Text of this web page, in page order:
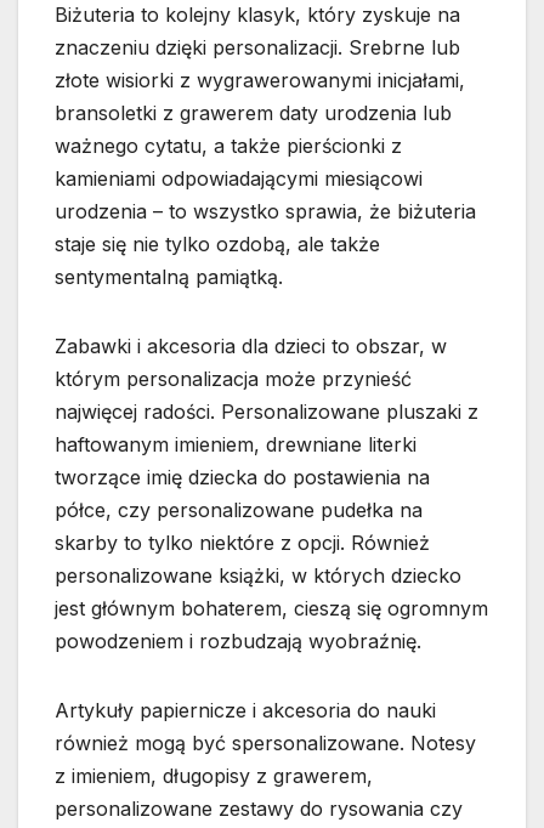
Biżuteria to kolejny klasyk, który zyskuje na
znaczeniu dzięki personalizacji. Srebrne lub
złote wisiorki z wygrawerowanymi inicjałami,
bransoletki z grawerem daty urodzenia lub
ważnego cytatu, a także pierścionki z
kamieniami odpowiadającymi miesiącowi
urodzenia – to wszystko sprawia, że biżuteria
staje się nie tylko ozdobą, ale także
sentymentalną pamiątką.
Zabawki i akcesoria dla dzieci to obszar, w
którym personalizacja może przynieść
najwięcej radości. Personalizowane pluszaki z
haftowanym imieniem, drewniane literki
tworzące imię dziecka do postawienia na
półce, czy personalizowane pudełka na
skarby to tylko niektóre z opcji. Również
personalizowane książki, w których dziecko
jest głównym bohaterem, cieszą się ogromnym
powodzeniem i rozbudzają wyobraźnię.
Artykuły papiernicze i akcesoria do nauki
również mogą być spersonalizowane. Notesy
z imieniem, długopisy z grawerem,
personalizowane zestawy do rysowania czy